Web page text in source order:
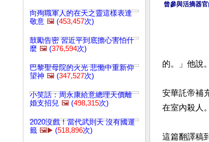
向殉職軍人的在天之靈這樣表達
敬意 🖼️ (453,457次)
鼓勵告密 習近平到底擔心害怕什
麼 🖼️ (376,594次)
巴黎聖母院的火光 悲慟中重新仰
望神 🖼️ (347,527次)
小笑話：周永康給意總理天價離
婚支招兒 🖼️ (498,315次)
2020沒戲！當代武則天 沒有國運
籤 🖼️▶️ (518,896次)
曾參與活摘器
的。」他說。
安華託帝補
在室內殺人
這篇翻譯稿